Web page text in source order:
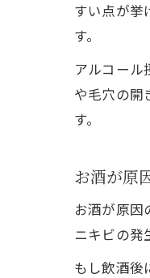
すい点が挙
す。
アルコール
や毛穴の開
す。
お酒が原
お酒が原因
ニキビの発
もし飲酒後